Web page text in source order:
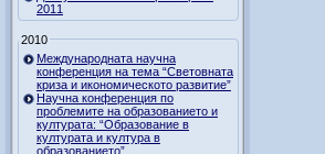
2011
2010
Международната научна
конференция на тема “Световната
криза и икономическото развитие”
Научна конференция по
проблемите на образованието и
културата: “Образование в
културата и култура в
образованието”